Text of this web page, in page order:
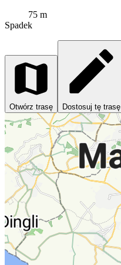
75 m
Spadek
Otwórz trasę Dostosuj tę trasę